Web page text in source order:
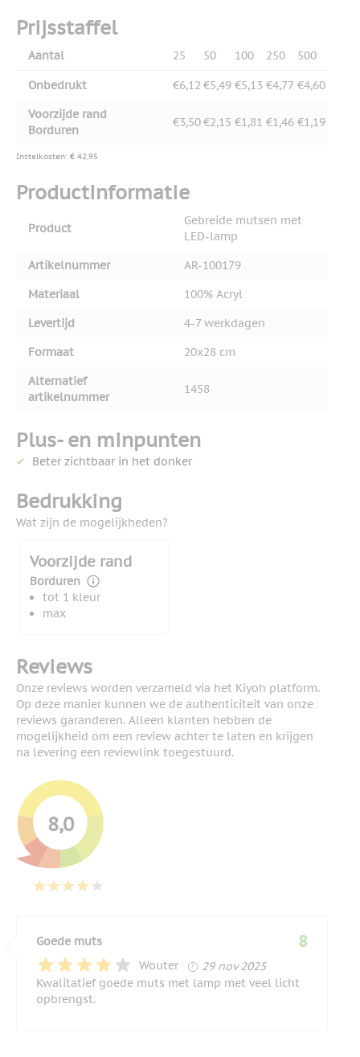
Prijsstaffel
Aantal 25 50 100 250 500
Onbedrukt €6,12 €5,49 €5,13 €4,77 €4,60
Voorzijde rand
Borduren
€3,50€2,15 €1,81 €1,46 €1,19
Instelkosten: € 42,95
Productinformatie
Product
Gebreide mutsen met
LED-lamp
Artikelnummer
AR-100179
Materiaal
100% Acryl
Levertijd
4-7 werkdagen
Formaat
20x28 cm
Alternatief
artikelnummer
1458
Plus- en minpunten
Beter zichtbaar in het donker
Bedrukking
Wat zijn de mogelijkheden?
Voorzijde rand
Borduren
tot 1 kleur
max
Reviews
Onze reviews worden verzameld via het Kiyoh platform.
Op deze manier kunnen we de authenticiteit van onze
reviews garanderen. Alleen klanten hebben de
mogelijkheid om een review achter te laten en krijgen
na levering een reviewlink toegestuurd.
8,0
Goede muts
Wouter
29 november 2025
29 nov 2025
8
Kwalitatief goede muts met lamp met veel licht
opbrengst.